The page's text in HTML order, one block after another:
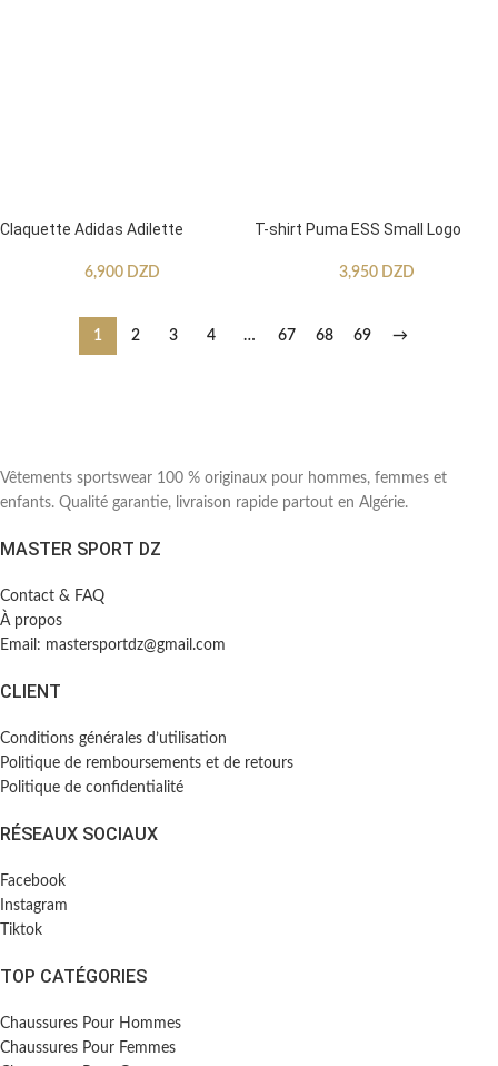
Claquette Adidas Adilette
6,900 DZD
T-shirt Puma ESS Small Logo
3,950 DZD
1 2 3 4 … 67 68 69 →
Vêtements sportswear 100 % originaux pour hommes, femmes et
enfants. Qualité garantie, livraison rapide partout en Algérie.
MASTER SPORT DZ
Contact & FAQ
À propos
Email: mastersportdz@gmail.com
CLIENT
Conditions générales d’utilisation
Politique de remboursements et de retours
Politique de confidentialité
RÉSEAUX SOCIAUX
Facebook
Instagram
Tiktok
TOP CATÉGORIES
Chaussures Pour Hommes
Chaussures Pour Femmes